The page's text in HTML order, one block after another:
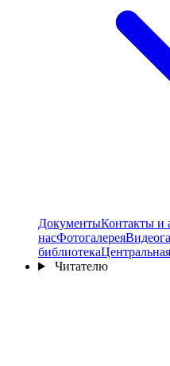
ДокументыКонтакты и
насФотогалерея
библиотека
Читателю